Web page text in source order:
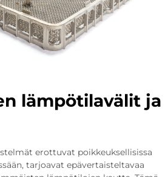
lämpötilavälit ja
erottuvat poikkeuksellisissa
tarjoavat epävertaisteltavaa